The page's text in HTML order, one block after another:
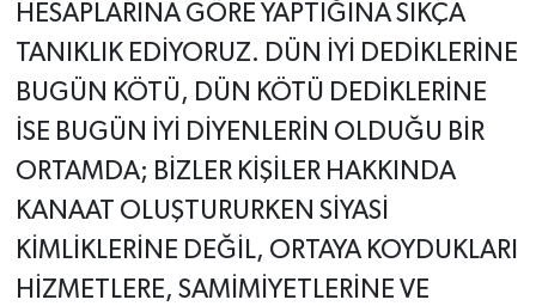
HESAPLARINA GÖRE YAPTIĞINA SIKÇA
TANIKLIK EDİYORUZ. DÜN İYİ DEDİKLERİNE
BUGÜN KÖTÜ, DÜN KÖTÜ DEDİKLERİNE
İSE BUGÜN İYİ DİYENLERİN OLDUĞU BİR
ORTAMDA; BİZLER KİŞİLER HAKKINDA
KANAAT OLUŞTURURKEN SİYASİ
KİMLİKLERİNE DEĞİL, ORTAYA KOYDUKLARI
HİZMETLERE, SAMİMİYETLERİNE VE